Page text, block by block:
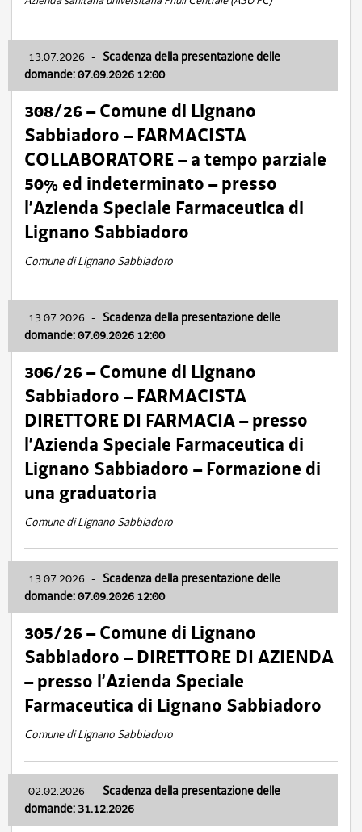
13.07.2026 - Scadenza della presentazione delle
domande: 07.09.2026 12:00
308/26 – Comune di Lignano
Sabbiadoro – FARMACISTA
COLLABORATORE – a tempo parziale
50% ed indeterminato – presso
l’Azienda Speciale Farmaceutica di
Lignano Sabbiadoro
Comune di Lignano Sabbiadoro
13.07.2026 - Scadenza della presentazione delle
domande: 07.09.2026 12:00
306/26 – Comune di Lignano
Sabbiadoro – FARMACISTA
DIRETTORE DI FARMACIA – presso
l’Azienda Speciale Farmaceutica di
Lignano Sabbiadoro – Formazione di
una graduatoria
Comune di Lignano Sabbiadoro
13.07.2026 - Scadenza della presentazione delle
domande: 07.09.2026 12:00
305/26 – Comune di Lignano
Sabbiadoro – DIRETTORE DI AZIENDA
– presso l’Azienda Speciale
Farmaceutica di Lignano Sabbiadoro
Comune di Lignano Sabbiadoro
02.02.2026 - Scadenza della presentazione delle
domande: 31.12.2026